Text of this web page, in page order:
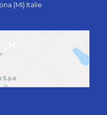
(MI) Italie